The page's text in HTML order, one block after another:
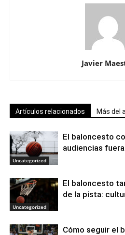
Javier
Artículos relacionados Más del
Uncategorized
El baloncesto
audiencias
Uncategorized
El baloncesto
de la pista:
Cómo seguir el